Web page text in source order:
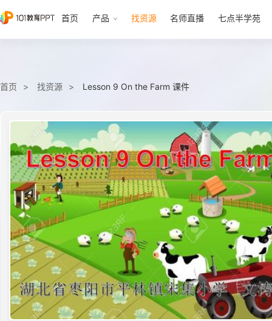
首页 产品 找资源 名师直播 七点半学苑
首页 找资源 Lesson 9 On the Farm 课件